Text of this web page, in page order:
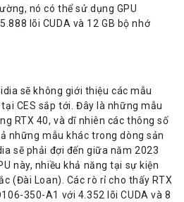
nó có thể sử dụng GPU
lõi CUDA và 12 GB bộ nhớ
sẽ không giới thiệu các mẫu
CES sắp tới. Đây là những mẫu
RTX 40, và dĩ nhiên các thông số
những mẫu khác trong dòng sản
sẽ phải đợi đến giữa năm 2023
này, nhiều khả năng tại sự kiện
(Đài Loan). Các rò rỉ cho thấy RTX
350-A1 với 4.352 lõi CUDA và 8